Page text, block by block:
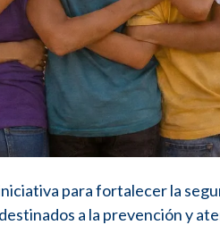
para fortalecer la
a la prevención y